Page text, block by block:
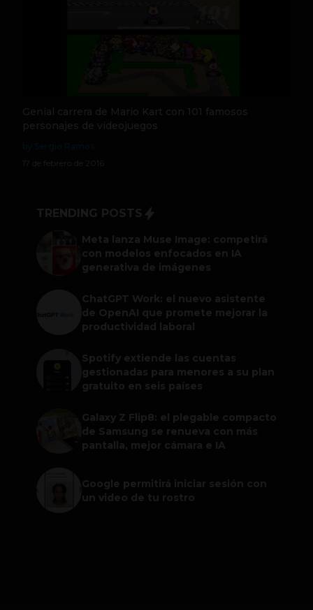
Genial carrera de Mario Kart con 101 famosos
personajes de videojuegos
17 de febrero de 2016
TRENDING POSTS
Meta lanza Muse Image: competirá
con modelos enfocados en IA
generativa de imágenes
ChatGPT Work: el nuevo asistente
de OpenAI que promete mejorar la
productividad laboral
Spotify extiende las cuentas
gestionadas para menores a su plan
gratuito en seis países
Galaxy Z Flip8: el plegable compacto
de Samsung se renueva con más
pantalla, mejor cámara e IA
Google permitirá iniciar sesión con
un video de tu rostro